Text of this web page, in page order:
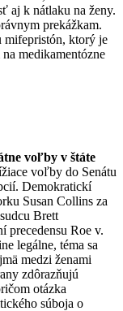
aj k nátlaku na ženy.
prekážkam.
mifepristón, ktorý je
medikamentózne
voľby v štáte
voľby do Senátu
Demokratickí
Susan Collins za
Brett
precedensu Roe v.
legálne, téma sa
medzi ženami
zdôrazňujú
otázka
súboja o